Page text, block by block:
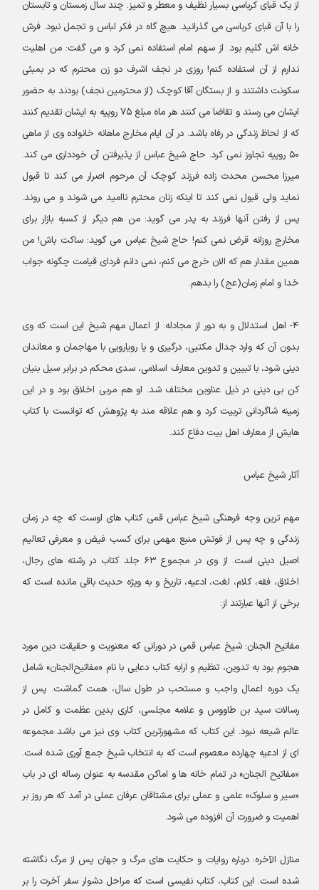
از یک قبای کرباسی بسیار نظیف و معطر و تمیز. چند سال زمستان و تابستان
را با آن قبای کرباسی می گذرانید. هیچ گاه در فکر لباس و تجمل نبود. فرش
خانه اش گلیم بود. از سهم امام استفاده نمی کرد و می گفت: من اهلیت
ندارم از آن استفاده کنم! روزی در نجف اشرف دو زن محترم که در بمبئی
سکونت داشتند و از بستگان آقا کوچک (از محترمین نجف) بودند به حضور
ایشان می رسند و تقاضا می کنند هر ماه مبلغ ۷۵ روپیه به ایشان تقدیم کنند
که از لحاظ زندگی در رفاه باشد. در آن ایام مخارج ماهانه‌ خانواده وی از ماهی
۵۰ روپیه تجاوز نمی کرد. حاج شیخ عباس از پذیرفتن آن خودداری می کند.
میرزا محسن محدث زاده فرزند کوچک آن مرحوم اصرار می کند تا قبول
نماید ولی قبول نمی کند تا اینکه زنان محترم ناامید می شوند و می روند.
پس از رفتن آنها فرزند به پدر می گوید: من هم دیگر از کسبه بازار برای
مخارج روزانه قرض نمی کنم! حاج شیخ عباس می گوید: ساکت باش! من
همین مقدار هم که الان خرج می کنم، نمی دانم فردای قیامت چگونه جواب
خدا و امام زمان(عج) را بدهم.
۴- اهل استدلال و به دور از مجادله: از اعمال مهم شیخ این است که وی
بدون آن که وارد جدال مکتبی، درگیری و یا رویارویی با مهاجمان و معاندان
دینی شود، با تبیین و تدوین معارف اسلامی، سدی محکم در برابر سیل بنیان
کن بی دینی در ذیل عناوین مختلف شد. او هم مربی اخلاق بود و در این
زمینه شاگردانی تربیت کرد و هم علاقه مند به پژوهش که توانست با کتاب
هایش از معارف اهل بیت دفاع کند.
آثار شیخ عباس
مهم ترین وجه فرهنگی شیخ عباس قمی کتاب های اوست که چه در زمان
زندگی و چه پس از فوتش منبع مهمی برای کسب فیض و معرفی تعالیم
اصیل دینی است. از وی در مجموع ۶۳ جلد کتاب در رشته های رجال،
اخلاق، فقه، کلام، لغت، ادعیه، تاریخ و به ویژه حدیث باقی مانده است که
برخی از آنها عبارتند از:
مفاتیح الجنان: شیخ عباس قمی در دورانی که معنویت و حقیقت دین مورد
هجوم بود به تدوین، تنظیم و ارایه کتاب دعایی با نام «مفاتیح‌الجنان» شامل
یک دوره اعمال واجب و مستحب در طول سال، همت گماشت. پس از
رسالات سید بن طاووس و علامه مجلسی، کاری بدین عظمت و کامل در
عالم شیعه نبود. این کتاب که مشهورترین کتاب وی نیز می باشد مجموعه
ای از ادعیه چهارده معصوم است که به انتخاب شیخ جمع آوری شده است.
«مفاتیح الجنان» در تمام خانه ها و اماکن مقدسه به عنوان رساله ای در باب
«سیر و سلوک» علمی و عملی برای مشتاقان عرفان عملی در آمد که هر روز بر
اهمیت و ضرورت آن افزوده می شود.
منازل الآخره: درباره روایات و حکایت های مرگ و جهان پس از مرگ نگاشته
شده است. این کتاب، کتاب نفیسى است که مراحل دشوار سفر آخرت را بر